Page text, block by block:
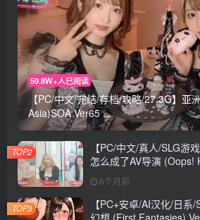
59.8W+人已阅读
【PC/中文/完结/存档/攻略/27.3G】亚
Asia)SOA Ver65 ...
【PC/中文/真人/SLG游
怎么成了AV导演 (Oops!
AV Director?) Ver0.1.1
+CV+6.6G
6个月前
TOP2
【PC+安卓/AI汉化/日
幻想 (First Fantasies)
TOP3